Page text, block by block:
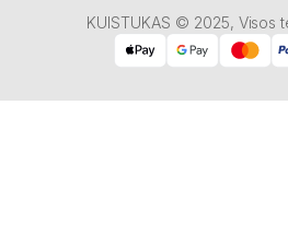
KUISTUKAS © 2025, Visos